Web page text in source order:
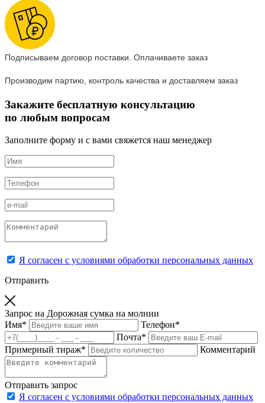
Подписываем договор поставки. Оплачиваете заказ
Производим партию, контроль качества и доставляем заказ
Закажите бесплатную консультацию
по любым вопросам
Заполните форму и с вами свяжется наш менеджер
Я согласен с условиями обработки персональных данных
Отправить
Запрос на Дорожная сумка на молнии
Имя* Телефон*
Почта*
Примерный тираж* Комментарий
Отправить запрос
Я согласен с условиями обработки персональных данных